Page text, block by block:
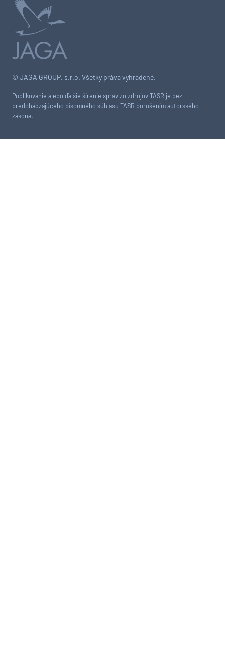
© JAGA GROUP, s.r.o. Všetky práva vyhradené.
Publikovanie alebo ďalšie šírenie správ zo zdrojov TASR je bez
predchádzajúceho písomného súhlasu TASR porušením autorského
zákona.